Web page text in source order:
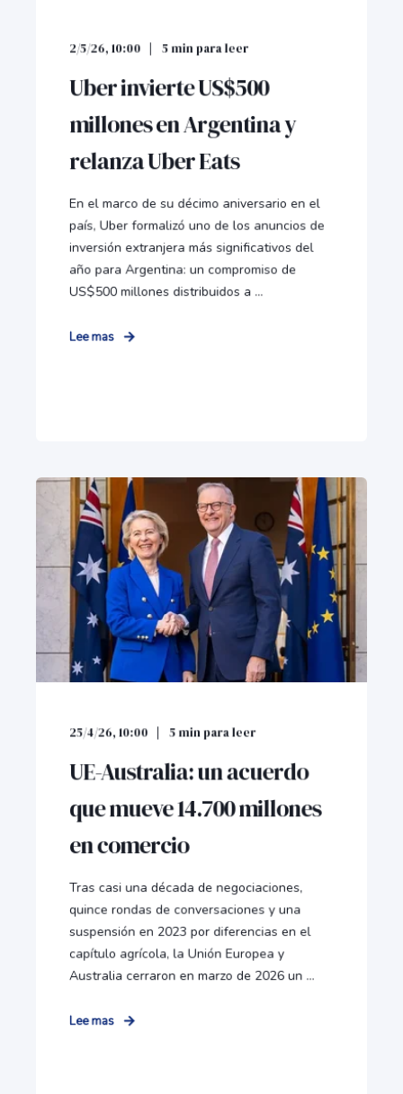
2/5/26, 10:00 5 min para leer
Uber invierte US$500
millones en Argentina y
relanza Uber Eats
En el marco de su décimo aniversario en el
país, Uber formalizó uno de los anuncios de
inversión extranjera más significativos del
año para Argentina: un compromiso de
US$500 millones distribuidos a ...
Lee mas
25/4/26, 10:00 5 min para leer
UE-Australia: un acuerdo
que mueve 14.700 millones
en comercio
Tras casi una década de negociaciones,
quince rondas de conversaciones y una
suspensión en 2023 por diferencias en el
capítulo agrícola, la Unión Europea y
Australia cerraron en marzo de 2026 un ...
Lee mas